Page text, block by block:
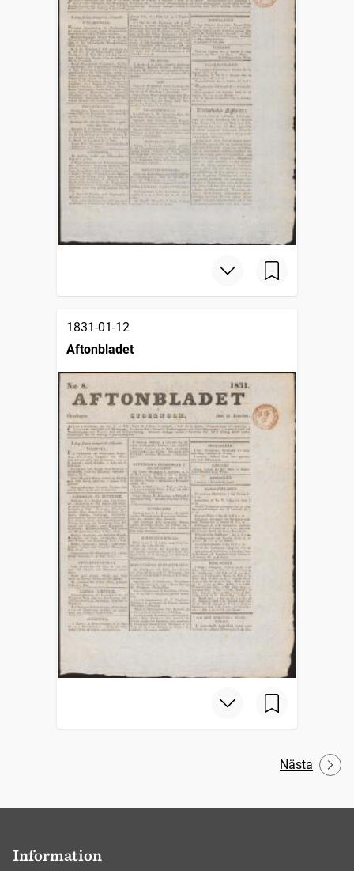
1831-01-12
Aftonbladet
Nästa
Information